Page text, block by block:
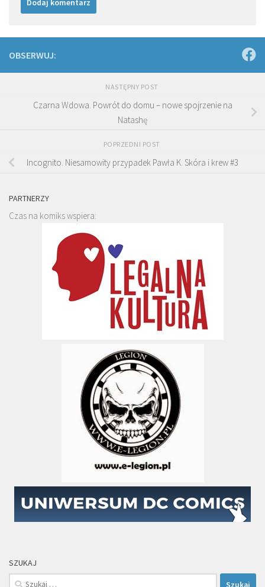
OBSERWUJ:
NASTĘPNY POST
Czarna Wdowa. Powrót do domu – nowe spojrzenie na
Natashę
POPRZEDNI POST
Incognito. Niesamowity przypadek Pawła K. Skóra i krew #3
PARTNERZY
Czas na komiks wspiera:
SZUKAJ
Szukaj: